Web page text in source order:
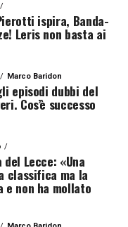
ispira, Banda-
Leris non basta ai
Marco Baridon
episodi dubbi del
Cos’è successo
Lecce: «Una
classifica ma la
e non ha mollato